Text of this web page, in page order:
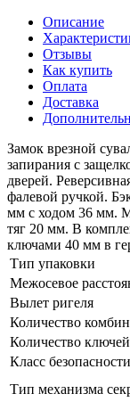
Описание
Отзывы
Как купить
Оплата
Доставка
Замок врезной
запирания с
дверей.
фалевой ручкой.
мм с ходом 36 мм.
тяг 20 мм. В
ключами 40 мм в
Тип упаковки
Межосевое
Вылет ригеля
Количество
Количество ключей
Класс безопасности
Тип механизма